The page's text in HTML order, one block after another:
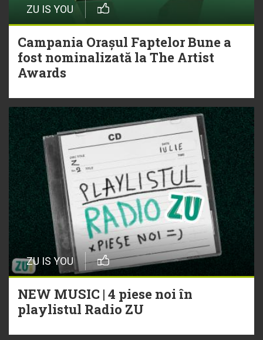
ZU IS YOU
Campania Orașul Faptelor Bune a
fost nominalizată la The Artist
Awards
ZU IS YOU
NEW MUSIC | 4 piese noi în
playlistul Radio ZU